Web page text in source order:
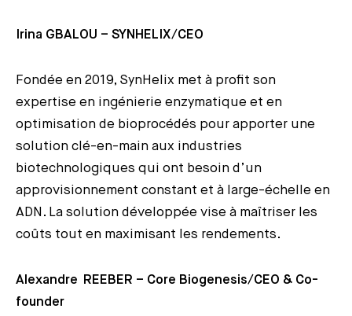
Irina GBALOU – SYNHELIX/CEO
Fondée en 2019, SynHelix met à profit son
expertise en ingénierie enzymatique et en
optimisation de bioprocédés pour apporter une
solution clé-en-main aux industries
biotechnologiques qui ont besoin d’un
approvisionnement constant et à large-échelle en
ADN. La solution développée vise à maîtriser les
coûts tout en maximisant les rendements.
Alexandre REEBER – Core Biogenesis/CEO & Co-
founder